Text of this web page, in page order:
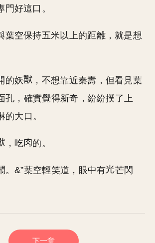
門好這口。
葉空保持五米以上的距離，就是想
的妖
，不想靠近秦壽，但看見葉
孔，確實覺得新奇，紛紛撲了上
的大口。
，吃 的。
。&”葉空輕笑道，眼中有
芒閃
下一章